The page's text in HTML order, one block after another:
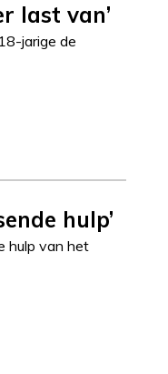
last van’
jarige de
hulp’
hulp van het